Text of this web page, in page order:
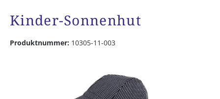
Kinder-Sonnenhut
Produktnummer: 10305-11-003